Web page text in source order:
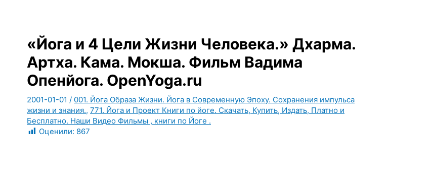
«Йога и 4 Цели Жизни Человека.» Дхарма.
Артха. Кама. Мокша. Фильм Вадима
Опенйога. OpenYoga.ru
2001-01-01 / 001. Йога Образа Жизни. Йога в Современную Эпоху. Сохранения импульса
жизни и знания., 771. Йога и Проект Книги по йоге. Скачать, Купить, Издать, Платно и
Бесплатно. Наши Видео Фильмы , книги по Йоге .
Оценили: 867